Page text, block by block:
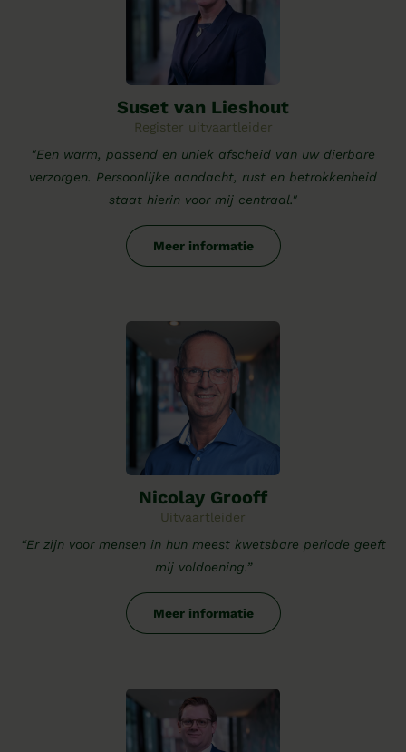
Suset van Lieshout
Register uitvaartleider
"Een warm, passend en uniek afscheid van uw dierbare
verzorgen. Persoonlijke aandacht, rust en betrokkenheid
staat hierin voor mij centraal."
Meer informatie
Nicolay Grooff
Uitvaartleider
“Er zijn voor mensen in hun meest kwetsbare periode geeft
mij voldoening.”
Meer informatie